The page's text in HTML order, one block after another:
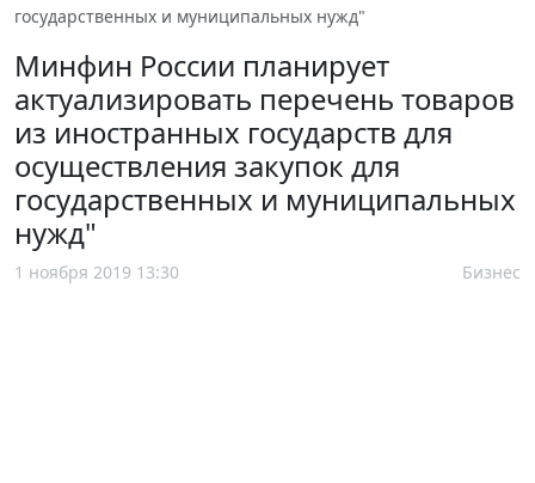
государственных и муниципальных нужд"
Минфин России планирует
актуализировать перечень товаров
из иностранных государств для
осуществления закупок для
государственных и муниципальных
нужд"
1 ноября 2019 13:30 Бизнес